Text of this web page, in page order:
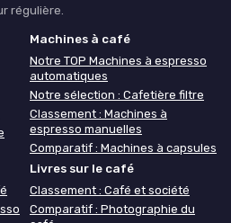
régulière.
Machines à café
Notre TOP Machines à espresso
automatiques
Notre sélection : Cafetière filtre
Classement : Machines à
espresso manuelles
Comparatif : Machines à capsules
Livres sur le café
Classement : Café et société
Comparatif : Photographie du